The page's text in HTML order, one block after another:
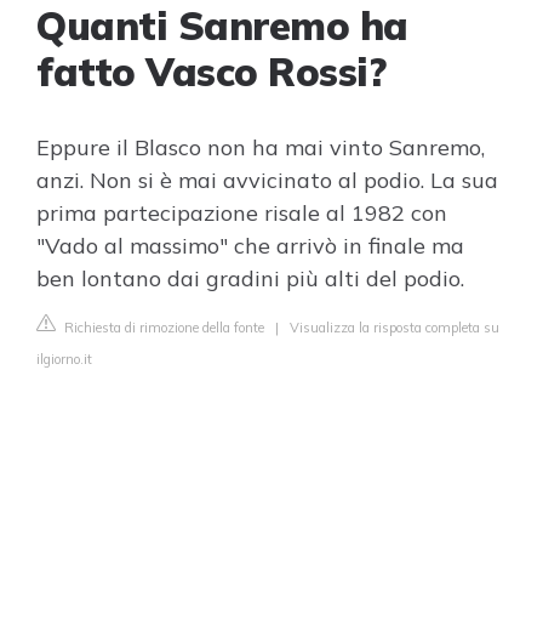
Quanti Sanremo ha
fatto Vasco Rossi?
Eppure il Blasco non ha mai vinto Sanremo,
anzi. Non si è mai avvicinato al podio. La sua
prima partecipazione risale al 1982 con
"Vado al massimo" che arrivò in finale ma
ben lontano dai gradini più alti del podio.
Richiesta di rimozione della fonte | Visualizza la risposta completa su
ilgiorno.it